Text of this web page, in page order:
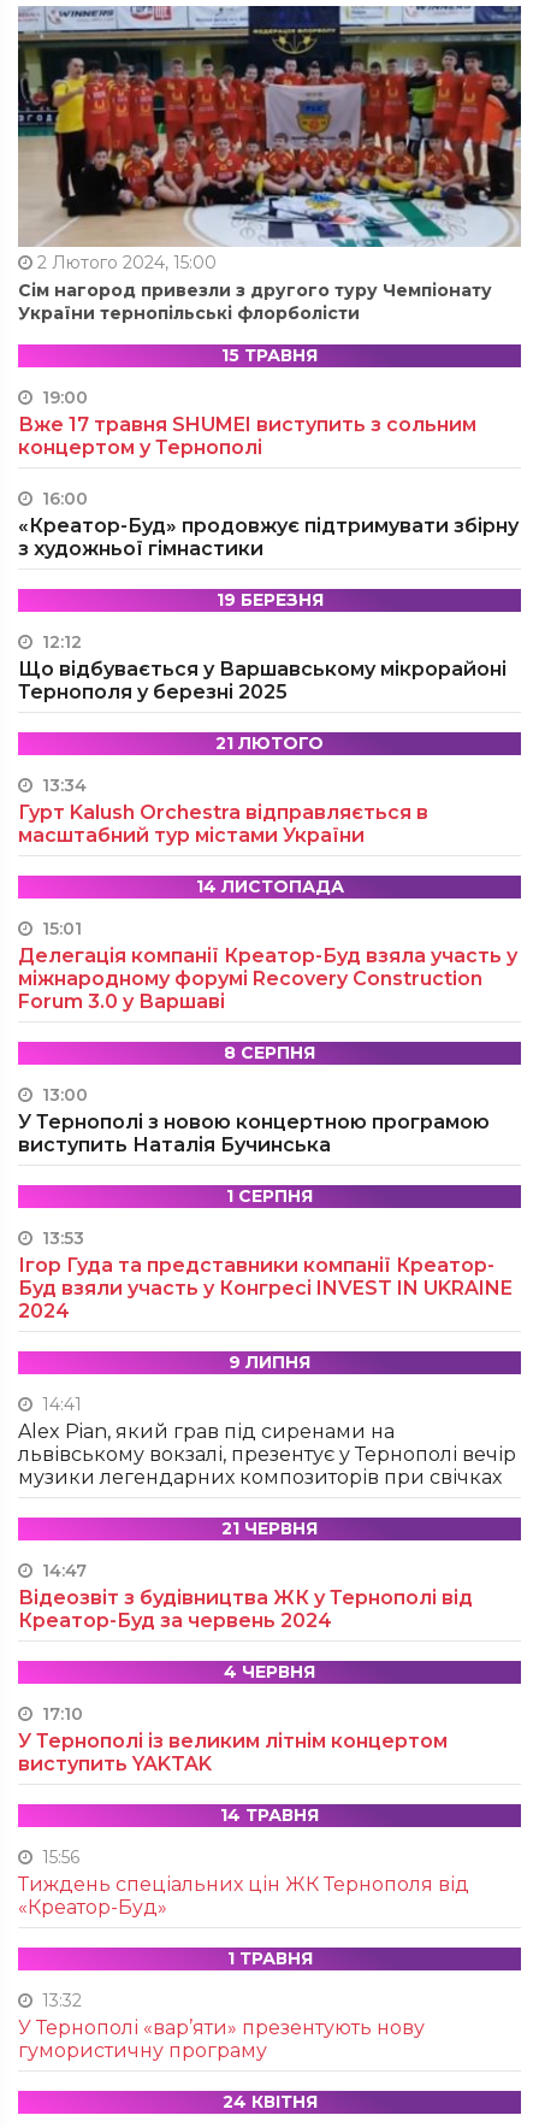
2 Лютого 2024, 15:00
Сім нагород привезли з другого туру Чемпіонату
України тернопільські флорболісти
15 ТРАВНЯ
19:00
Вже 17 травня SHUMEI виступить з сольним
концертом у Тернополі
16:00
«Креатор-Буд» продовжує підтримувати збірну
з художньої гімнастики
19 БЕРЕЗНЯ
12:12
Що відбувається у Варшавському мікрорайоні
Тернополя у березні 2025
21 ЛЮТОГО
13:34
Гурт Kalush Orchestra відправляється в
масштабний тур містами України
14 ЛИСТОПАДА
15:01
Делегація компанії Креатор-Буд взяла участь у
міжнародному форумі Recovery Construction
Forum 3.0 у Варшаві
8 СЕРПНЯ
13:00
У Тернополі з новою концертною програмою
виступить Наталія Бучинська
1 СЕРПНЯ
13:53
Ігор Гуда та представники компанії Креатор-
Буд взяли участь у Конгресі INVEST IN UKRAINE
2024
9 ЛИПНЯ
14:41
Alex Pian, який грав під сиренами на
львівському вокзалі, презентує у Тернополі вечір
музики легендарних композиторів при свічках
21 ЧЕРВНЯ
14:47
Відеозвіт з будівництва ЖК у Тернополі від
Креатор-Буд за червень 2024
4 ЧЕРВНЯ
17:10
У Тернополі із великим літнім концертом
виступить YAKTAK
14 ТРАВНЯ
15:56
Тиждень спеціальних цін ЖК Тернополя від
«Креатор-Буд»
1 ТРАВНЯ
13:32
У Тернополі «вар’яти» презентують нову
гумористичну програму
24 КВІТНЯ